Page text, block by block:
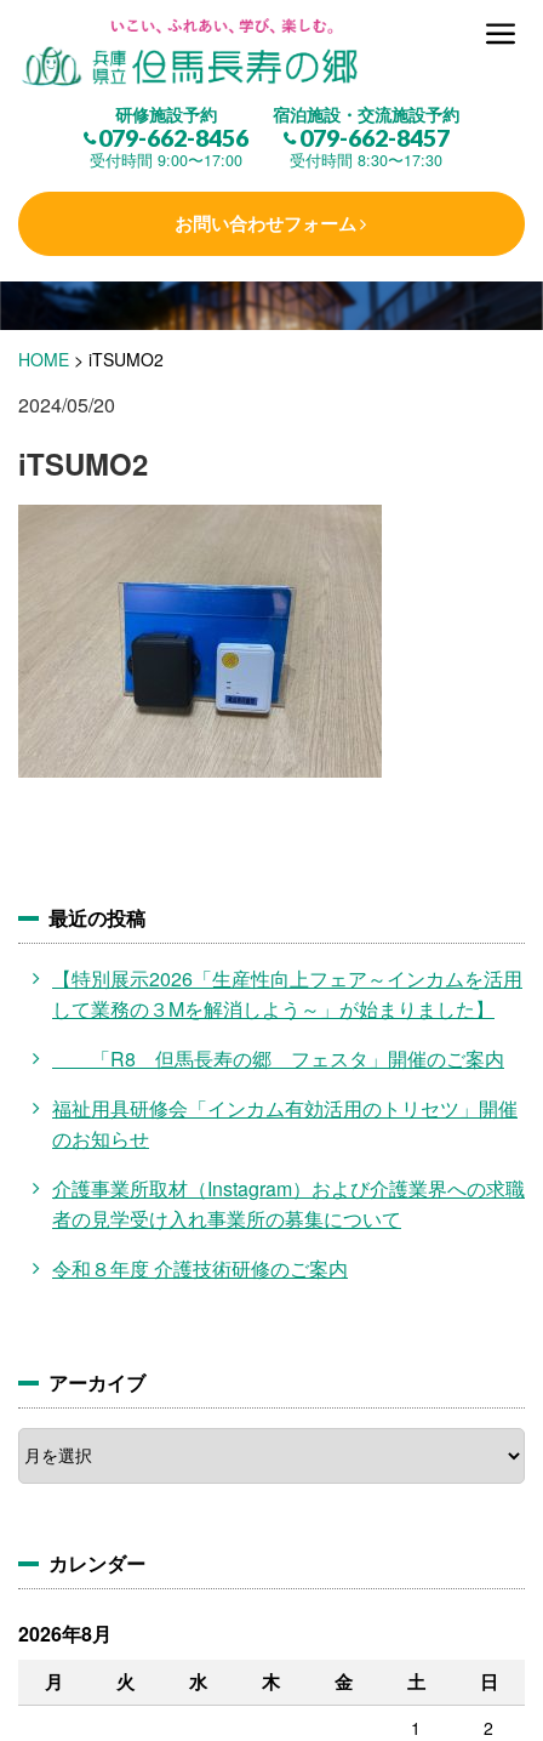
研修施設予約
079-662-8456
受付時間 9:00〜17:00
宿泊施設・交流施設予約
079-662-8457
受付時間 8:30〜17:30
お問い合わせフォーム
但馬長寿の郷とは
(研修施設)
楽しむ
学 ぶ(健康福祉)
泊まる(宿泊)
アクセス
HOME > iTSUMO2
2024/05/20
iTSUMO2
最近の投稿
【特別展示2026「生産性向上フェア～インカムを活用
して業務の３Mを解消しよう～」が始まりました】
「R8 但馬長寿の郷 フェスタ」開催のご案内
福祉用具研修会「インカム有効活用のトリセツ」開催
のお知らせ
介護事業所取材（Instagram）および介護業界への求職
者の見学受け入れ事業所の募集について
令和８年度 介護技術研修のご案内
アーカイブ
ア
ー
カ
カレンダー
2026年8月
月 火 水 木 金 土 日
1
2